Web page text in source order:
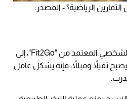
الرياضية؟ - المصدر:
وأشار داني سينجر المدرب الشخصي المعتمد من "Fit2Go"، إلى
ثقيلاً ومبللاً، فإنه يشكل عامل